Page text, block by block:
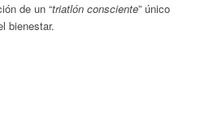
de un “triatlón consciente” único
bienestar.